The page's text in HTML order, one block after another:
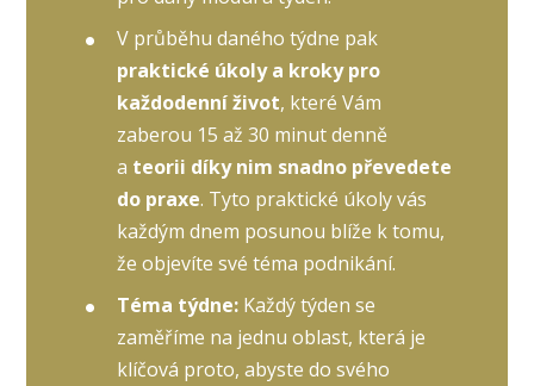
V průběhu daného týdne pak
praktické úkoly a kroky pro
každodenní život, které Vám
zaberou 15 až 30 minut denně
a teorii díky nim snadno převedete
do praxe. Tyto praktické úkoly vás
každým dnem posunou blíže k tomu,
že objevíte své téma podnikání.
Téma týdne: Každý týden se
zaměříme na jednu oblast, která je
klíčová proto, abyste do svého